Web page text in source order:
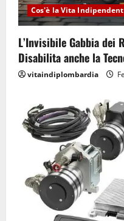
Cos'è la Vita
L’Invisibile Gabbia dei
Disabilita anche la
vitaindiplombardia